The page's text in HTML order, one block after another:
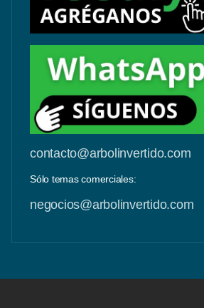
contacto@arbolinvertido.com
Sólo temas comerciales:
negocios@arbolinvertido.com